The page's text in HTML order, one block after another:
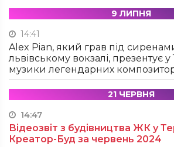
9 ЛИПНЯ
14:41
Alex Pian, який грав під
львівському вокзалі, презентує у
музики легендарних
21 ЧЕРВНЯ
14:47
Відеозвіт з будівництва ЖК у
Креатор-Буд за червень 2024